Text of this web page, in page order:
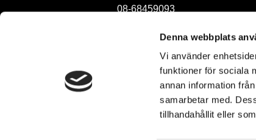
Denna webbplats
Vi använder
funktioner för sociala
annan information
samarbetar med.
tillhandahållit eller
08-68459093
08-68459093
vardagar mellan 9-11